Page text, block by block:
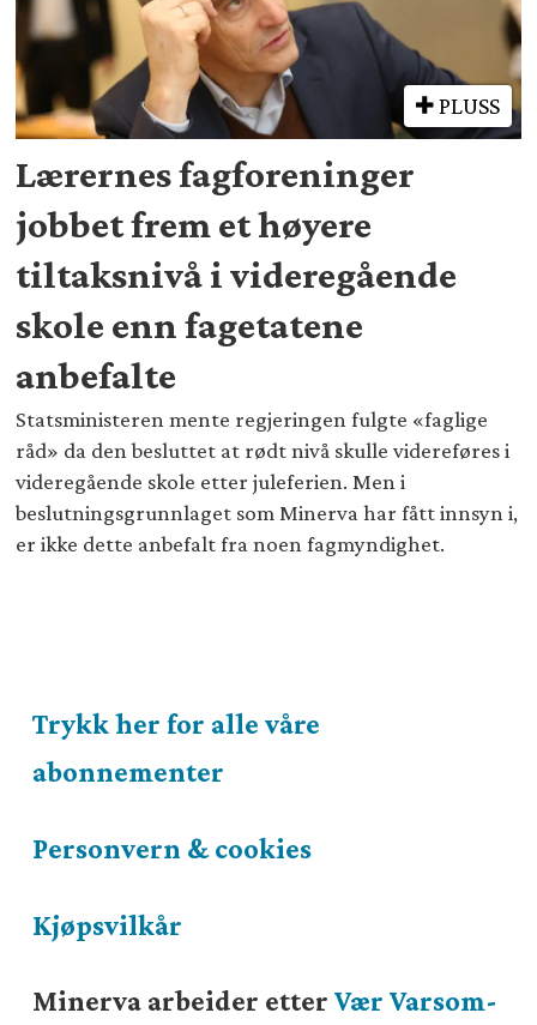
PLUSS
Lærernes fagforeninger
jobbet frem et høyere
tiltaksnivå i videregående
skole enn fagetatene
anbefalte
Statsministeren mente regjeringen fulgte «faglige
råd» da den besluttet at rødt nivå skulle videreføres i
videregående skole etter juleferien. Men i
beslutningsgrunnlaget som Minerva har fått innsyn i,
er ikke dette anbefalt fra noen fagmyndighet.
Trykk her for alle våre
abonnementer
Personvern & cookies
Kjøpsvilkår
Minerva arbeider etterVær Varsom-